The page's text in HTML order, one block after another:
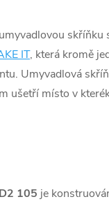
skříňku
IT, která kromě
Umyvadlová
ušetří místo v
105 je